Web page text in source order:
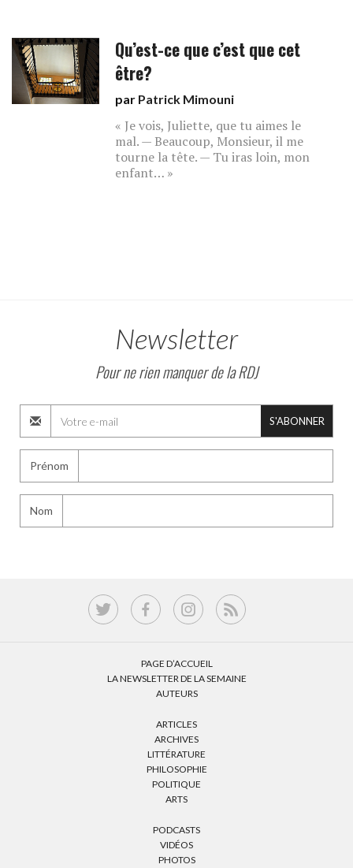
Qu’est-ce que c’est que cet
être?
par Patrick Mimouni
« Je vois, Juliette, que tu aimes le
mal. — Beaucoup, Monsieur, il me
tourne la tête. — Tu iras loin, mon
enfant… »
Newsletter
Pour ne rien manquer de la RDJ
S'ABONNER
Prénom
Nom
PAGE D’ACCUEIL
LA NEWSLETTER DE LA SEMAINE
AUTEURS
ARTICLES
ARCHIVES
LITTÉRATURE
PHILOSOPHIE
POLITIQUE
ARTS
PODCASTS
VIDÉOS
PHOTOS